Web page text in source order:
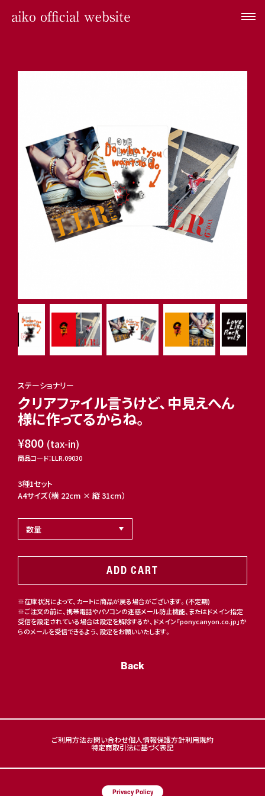
ステーショナリー
クリアファイル言うけど、中見えへん
様に作ってるからね。
¥800 (tax-in)
商品コード：LLR.09030
3種1セット
A4サイズ（横 22cm × 縦 31cm）
ADD CART
※在庫状況によって、カートに商品が戻る場合がございます。(不定期)
※ご注文の前に、携帯電話やパソコンの迷惑メール防止機能、またはドメイン指定
受信を設定されている場合は設定を解除するか、ドメイン「ponycanyon.co.jp」か
らのメールを受信できるよう、設定をお願いいたします。
Back
ご利用方法お問い合わせ個人情報保護方針利用規約
特定商取引法に基づく表記
Privacy Policy